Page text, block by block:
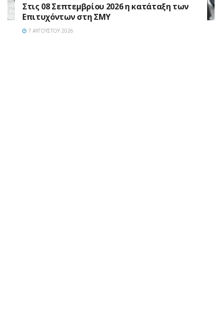
Στις 08 Σεπτεμβρίου 2026 η κατάταξη των
Επιτυχόντων στη ΣΜΥ
7 ΑΥΓΟΎΣΤΟΥ 2026